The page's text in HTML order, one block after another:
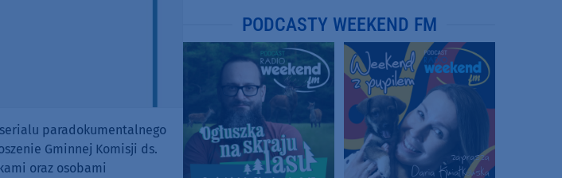
paradokumentalnego
Gminnej Komisji ds.
oraz osobami
PODCASTY WEEKEND FM